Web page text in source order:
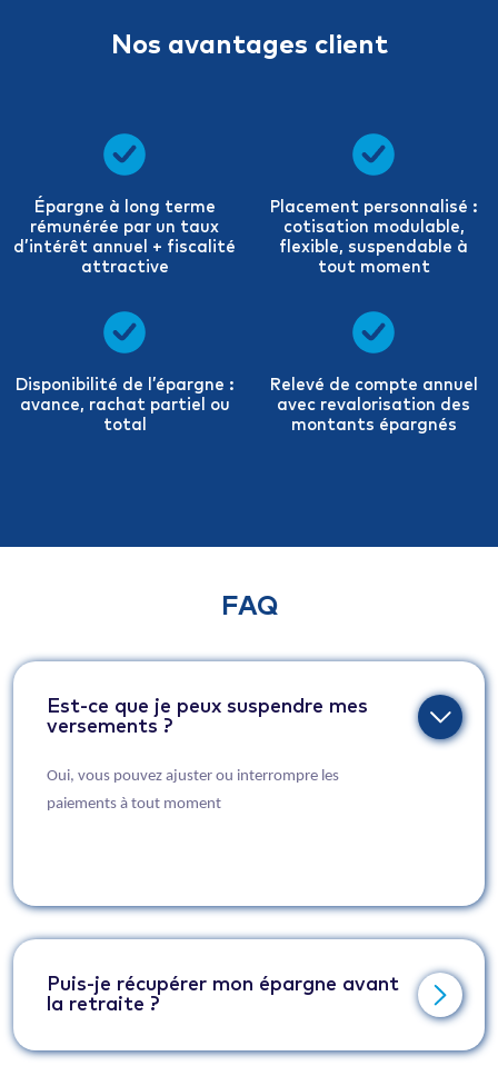
Nos avantages client
Épargne à long terme
rémunérée par un taux
d’intérêt annuel + fiscalité
attractive
Placement personnalisé :
cotisation modulable,
flexible, suspendable à
tout moment
Disponibilité de l’épargne :
avance, rachat partiel ou
total
Relevé de compte annuel
avec revalorisation des
montants épargnés
FAQ
Est-ce que je peux suspendre mes
versements ?
Oui, vous pouvez ajuster ou interrompre les
paiements à tout moment
Puis-je récupérer mon épargne avant
la retraite ?